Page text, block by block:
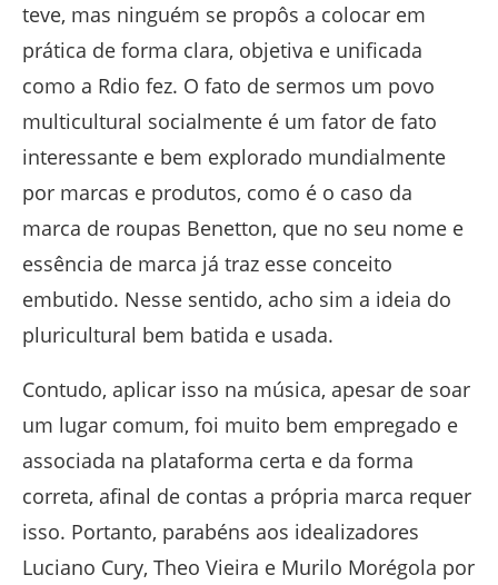
teve, mas ninguém se propôs a colocar em
prática de forma clara, objetiva e unificada
como a Rdio fez. O fato de sermos um povo
multicultural socialmente é um fator de fato
interessante e bem explorado mundialmente
por marcas e produtos, como é o caso da
marca de roupas Benetton, que no seu nome e
essência de marca já traz esse conceito
embutido. Nesse sentido, acho sim a ideia do
pluricultural bem batida e usada.
Contudo, aplicar isso na música, apesar de soar
um lugar comum, foi muito bem empregado e
associada na plataforma certa e da forma
correta, afinal de contas a própria marca requer
isso. Portanto, parabéns aos idealizadores
Luciano Cury, Theo Vieira e Murilo Morégola por